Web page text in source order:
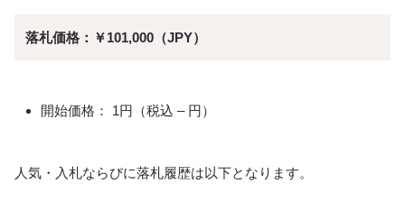
落札価格：￥101,000（JPY）
開始価格： 1円（税込 – 円）
人気・入札ならびに落札履歴は以下となります。